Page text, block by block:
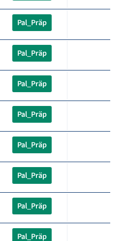
Pal_Präp
Pal_Präp
Pal_Präp
Pal_Präp
Pal_Präp
Pal_Präp
Pal_Präp
Pal_Präp